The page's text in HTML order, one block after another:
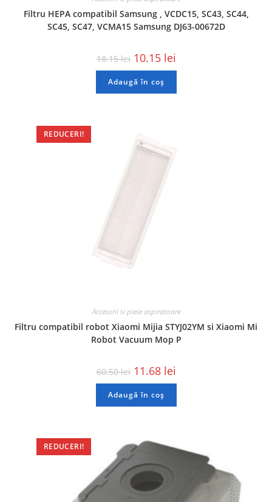
Filtru HEPA compatibil Samsung , VCDC15, SC43, SC44,
SC45, SC47, VCMA15 Samsung DJ63-00672D
18.15lei 10.15 lei
Adaugă în coș
REDUCERI!
Accesorii si piese aspiratoare
Filtru compatibil robot Xiaomi Mijia STYJ02YM si Xiaomi Mi
Robot Vacuum Mop P
60.50lei 11.68 lei
Adaugă în coș
REDUCERI!